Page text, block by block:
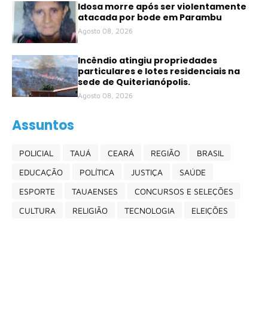
Idosa morre após ser violentamente
atacada por bode em Parambu
Agosto 08, 2026
Incêndio atingiu propriedades
particulares e lotes residenciais na
sede de Quiterianópolis.
Agosto 08, 2026
Assuntos
POLICIAL TAUÁ CEARÁ REGIÃO
BRASIL
EDUCAÇÃO
POLÍTICA JUSTIÇA
SAÚDE
ESPORTE
TAUAENSES
CONCURSOS E SELEÇÕES
CULTURA
RELIGIÃO TECNOLOGIA ELEIÇÕES